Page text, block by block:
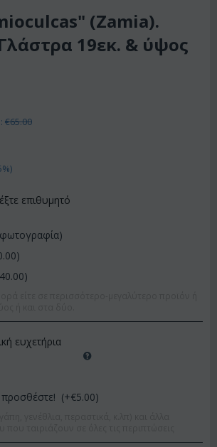
(Zamia).
19εκ. & ύψος
€65.00
%)
επιθυμητό
)
40.00)
ευχετήρια
(+€5.00)